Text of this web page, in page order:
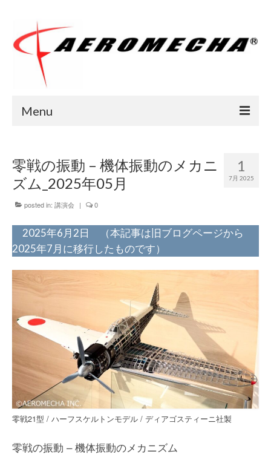
Menu
会社案内
サイトポリシー
業務紹介
メニュー
振動試験サービス
技術支援サービス
技術講演「零戦の振動」
お問合せ
1
7月 2025
零戦の振動 – 機体振動のメカニ
ズム_2025年05月
posted in: 講演会 | 0
2025年6月2日 （本記事は旧ブログページから
2025年7月に移行したものです）
零戦21型 / ハーフスケルトンモデル / ディアゴスティーニ社製
零戦の振動 – 機体振動のメカニズム